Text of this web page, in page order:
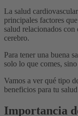
La salud
principales factores
salud relacionados con
cerebro.
Para tener una buena
solo lo que comes,
Vamos a ver qué tipo
beneficios para tu
Importancia